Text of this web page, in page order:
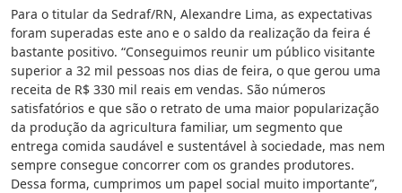
Para o titular da Sedraf/RN, Alexandre Lima, as expectativas
foram superadas este ano e o saldo da realização da feira é
bastante positivo. “Conseguimos reunir um público visitante
superior a 32 mil pessoas nos dias de feira, o que gerou uma
receita de R$ 330 mil reais em vendas. São números
satisfatórios e que são o retrato de uma maior popularização
da produção da agricultura familiar, um segmento que
entrega comida saudável e sustentável à sociedade, mas nem
sempre consegue concorrer com os grandes produtores.
Dessa forma, cumprimos um papel social muito importante”,